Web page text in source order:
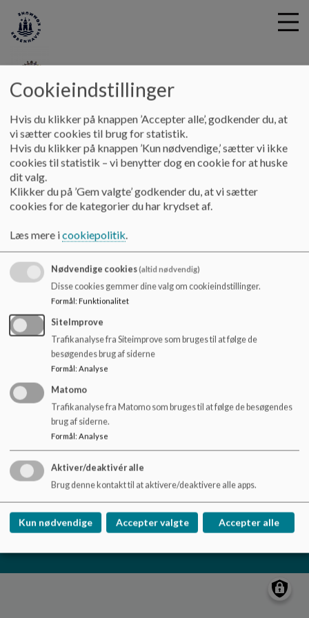
i
Samuelsgaarden
Forældresamarbejde Forældresamarbejdet i Børnehaven
Forældresamarbejdet i Børnehaven
Vi byder enhver form for inputs fra forældre velkomment, og
Vores mangfoldige børne- og forældregruppe nyder godt af
et samarbejde, hvor vi som institution bakker op om
muligheden for at mødes i en spændende hverdag, hvor vi er
nysgerrige på hinandens kultur og dagligdag.
Samuelsgaarden
Rådmandsgade 31, 2200 København N
samuelsgaarden@kk.dk
+45 33663171
EAN NR. 5798009389213
Tilgængelighedserklæring
Sitemap
Cookie politik
Cookieindstillinger
Hvis du klikker på knappen ’Accepter alle’, godkender du, at
vi sætter cookies til brug for statistik.
Hvis du klikker på knappen ’Kun nødvendige,’ sætter vi ikke
cookies til statistik – vi benytter dog en cookie for at huske
dit valg.
Klikker du på ’Gem valgte’ godkender du, at vi sætter
cookies for de kategorier du har krydset af.
Læs mere icookiepolitik.
Nødvendige cookies(altid nødvendig)
Disse cookies gemmer dine valg om cookieindstillinger.
Formål: Funktionalitet
SiteImprove
Trafikanalyse fra Siteimprove som bruges til at følge de
besøgendes brug af siderne
Formål: Analyse
Matomo
Trafikanalyse fra Matomo som bruges til at følge de besøgendes
brug af siderne.
Formål: Analyse
Aktiver/deaktivér alle
Brug denne kontakt til at aktivere/deaktivere alle apps.
Kun nødvendige Accepter valgte Accepter alle